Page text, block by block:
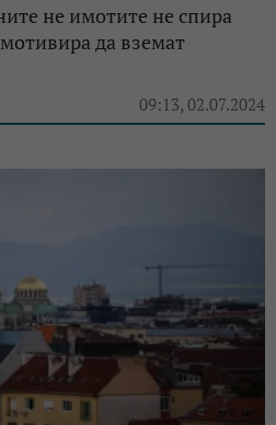
не имотите не спира
да вземат
09:13, 02.07.2024